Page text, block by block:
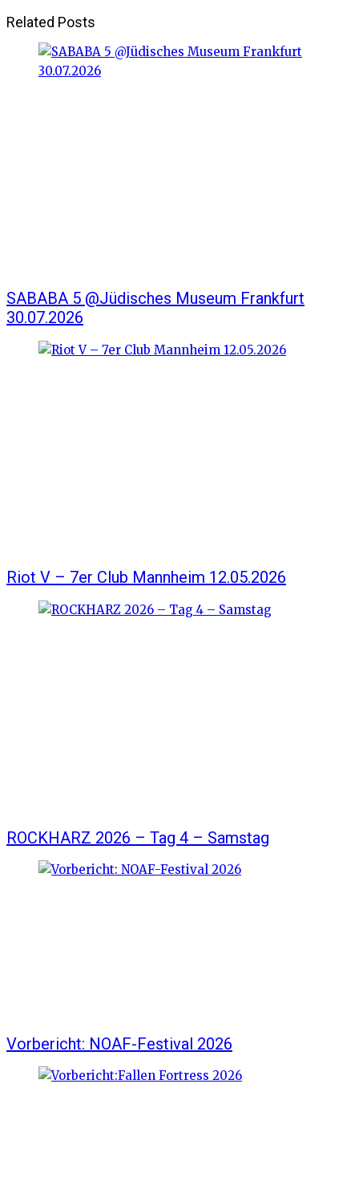
Related Posts
SABABA 5 @Jüdisches Museum Frankfurt
30.07.2026
Riot V – 7er Club Mannheim 12.05.2026
ROCKHARZ 2026 – Tag 4 – Samstag
Vorbericht: NOAF-Festival 2026